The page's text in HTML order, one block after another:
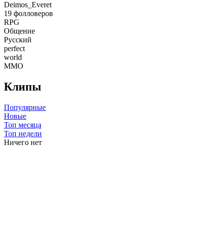
Deimos_Everet
19 фолловеров
RPG
Общение
Русский
perfect
world
MMO
Клипы
Популярные
Новые
Топ месяца
Топ недели
Ничего нет